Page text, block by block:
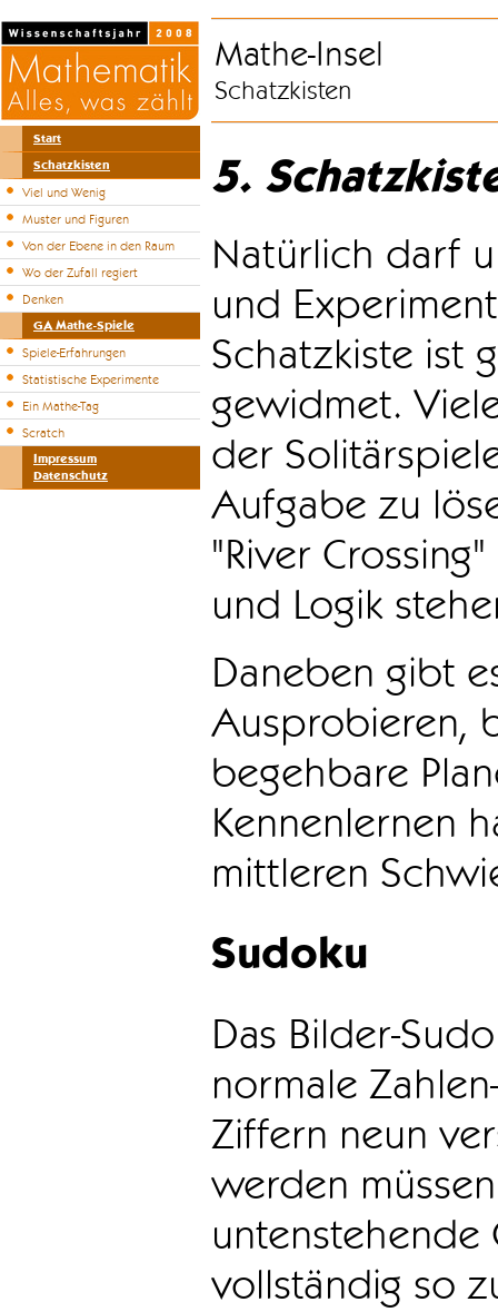
Start
Schatzkisten
Viel und Wenig
Muster und Figuren
Von der Ebene in den Raum
Wo der Zufall regiert
Denken
GA Mathe-Spiele
Spiele-Erfahrungen
Statistische Experimente
Ein Mathe-Tag
Scratch
Impressum
Datenschutz
Mathe-Insel
Schatzkisten
5.
Natürlich darf
und
Schatzkiste ist
gewidmet.
der
Aufgabe zu
"River
und Logik
Daneben gibt
Ausprobieren,
begehbare
Kennenlernen
mittleren
Sudoku
Das Bilder-
normale
Ziffern neun
werden
vollständig so